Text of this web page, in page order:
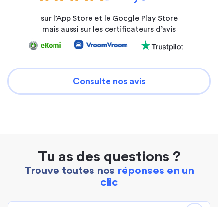
sur l’App Store et le Google Play Store
mais aussi sur les certificateurs d’avis
Consulte nos avis
Tu as des questions ?
Trouve toutes nos réponses en un
clic